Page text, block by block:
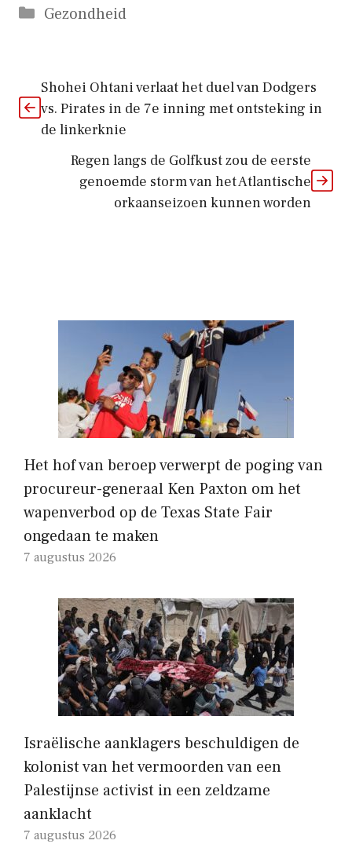
Categorieën
Gezondheid
Shohei Ohtani verlaat het duel van Dodgers
vs. Pirates in de 7e inning met ontsteking in
de linkerknie
Regen langs de Golfkust zou de eerste
genoemde storm van het Atlantische
orkaanseizoen kunnen worden
Het hof van beroep verwerpt de poging van
procureur-generaal Ken Paxton om het
wapenverbod op de Texas State Fair
ongedaan te maken
7 augustus 2026
Israëlische aanklagers beschuldigen de
kolonist van het vermoorden van een
Palestijnse activist in een zeldzame
aanklacht
7 augustus 2026